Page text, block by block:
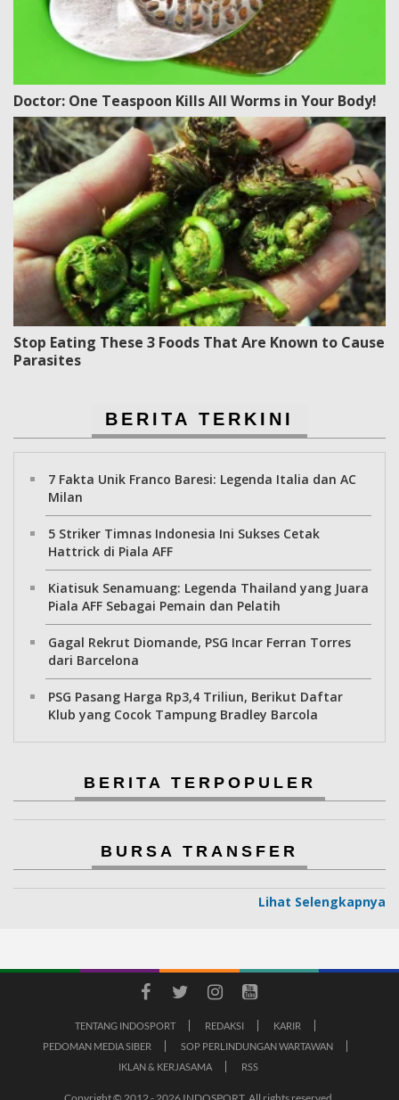
Doctor: One Teaspoon Kills All Worms in Your Body!
Stop Eating These 3 Foods That Are Known to Cause
Parasites
BERITA TERKINI
7 Fakta Unik Franco Baresi: Legenda Italia dan AC
Milan
5 Striker Timnas Indonesia Ini Sukses Cetak
Hattrick di Piala AFF
Kiatisuk Senamuang: Legenda Thailand yang Juara
Piala AFF Sebagai Pemain dan Pelatih
Gagal Rekrut Diomande, PSG Incar Ferran Torres
dari Barcelona
PSG Pasang Harga Rp3,4 Triliun, Berikut Daftar
Klub yang Cocok Tampung Bradley Barcola
BERITA TERPOPULER
BURSA TRANSFER
Lihat Selengkapnya
TENTANG INDOSPORT REDAKSI
KARIR
PEDOMAN MEDIA SIBER
SOP PERLINDUNGAN WARTAWAN
IKLAN & KERJASAMA
RSS